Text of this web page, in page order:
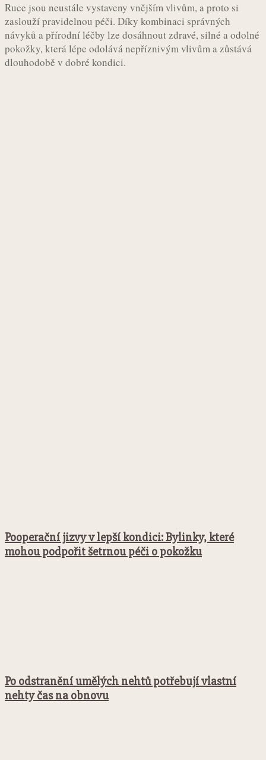
Ruce jsou neustále vystaveny vnějším vlivům, a proto si
zaslouží pravidelnou péči. Díky kombinaci správných
návyků a přírodní léčby lze dosáhnout zdravé, silné a odolné
pokožky, která lépe odolává nepříznivým vlivům a zůstává
dlouhodobě v dobré kondici.
Pooperační jizvy v lepší kondici: Bylinky, které
mohou podpořit šetrnou péči o pokožku
Po odstranění umělých nehtů potřebují vlastní
nehty čas na obnovu